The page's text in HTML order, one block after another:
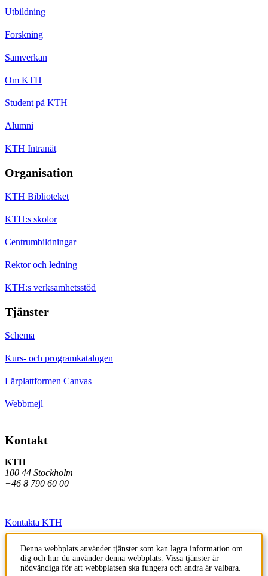
Utbildning
Forskning
Samverkan
Om KTH
Student på KTH
Alumni
KTH Intranät
Organisation
KTH Biblioteket
KTH:s skolor
Centrumbildningar
Rektor och ledning
KTH:s verksamhetsstöd
Tjänster
Schema
Kurs- och programkatalogen
Lärplattformen Canvas
Webbmejl
Kontakt
KTH
100 44 Stockholm
+46 8 790 60 00
Kontakta KTH
Jobba på KTH
Press och media
Denna webbplats använder tjänster som kan lagra information om
dig och hur du använder denna webbplats. Vissa tjänster är
nödvändiga för att webbplatsen ska fungera och andra är valbara.